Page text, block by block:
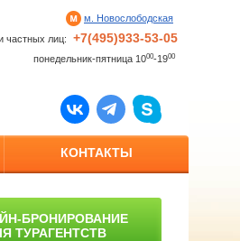
м. Новослободская
частных лиц:
+7(495)933-53-05
понедельник-пятница 1000-1900
КОНТАКТЫ
БРОНИРОВАНИЕ
ТУРАГЕНТСТВ